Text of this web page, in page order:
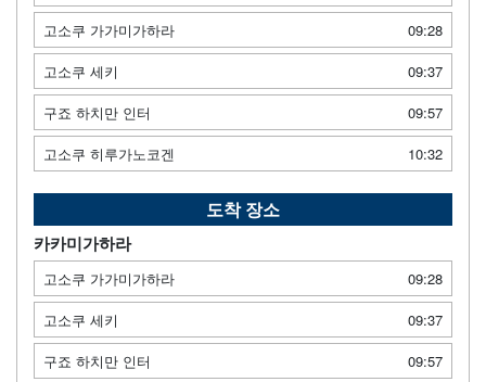
고소쿠 가가미가하라
09:28
고소쿠 세키
09:37
구죠 하치만 인터
09:57
고소쿠 히루가노코겐
10:32
도착 장소
카카미가하라
고소쿠 가가미가하라
09:28
고소쿠 세키
09:37
구죠 하치만 인터
09:57